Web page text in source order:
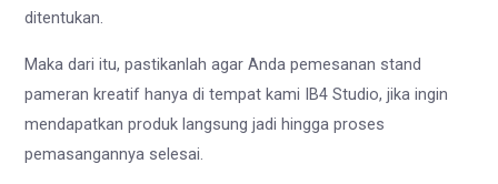
ditentukan.
Maka dari itu, pastikanlah agar Anda pemesanan stand
pameran kreatif hanya di tempat kami IB4 Studio, jika ingin
mendapatkan produk langsung jadi hingga proses
pemasangannya selesai.